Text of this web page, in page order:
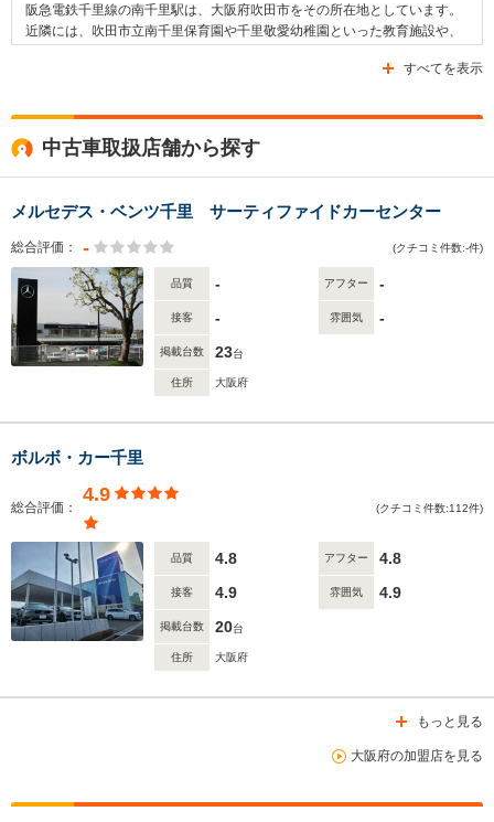
阪急電鉄千里線の南千里駅は、大阪府吹田市をその所在地としています。
近隣には、吹田市立南千里保育園や千里敬愛幼稚園といった教育施設や、
っており、府道121号線、府道135号線、府道129号線などが整備されてい
すべてを表示
中古車取扱店舗から探す
メルセデス・ベンツ千里 サーティファイドカーセンター
総合評価： - (クチコミ件数:-件)
品質 - アフター -
接客 - 雰囲気 -
掲載台数 23台
住所 大阪府
ボルボ・カー千里
総合評価：
4.9
(クチコミ件数:112件)
品質 4.8 アフター 4.8
接客 4.9 雰囲気 4.9
掲載台数 20台
住所 大阪府
もっと見る
大阪府の加盟店を見る